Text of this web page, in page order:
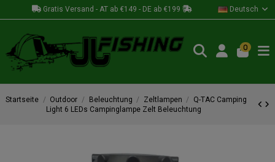
Gratis Versand - AT ab €149 - DE ab €199 Deutsch
0
Startseite Outdoor Beleuchtung Zeltlampen
Q-TAC Camping
Light 6 LEDs Campinglampe Zelt Beleuchtung